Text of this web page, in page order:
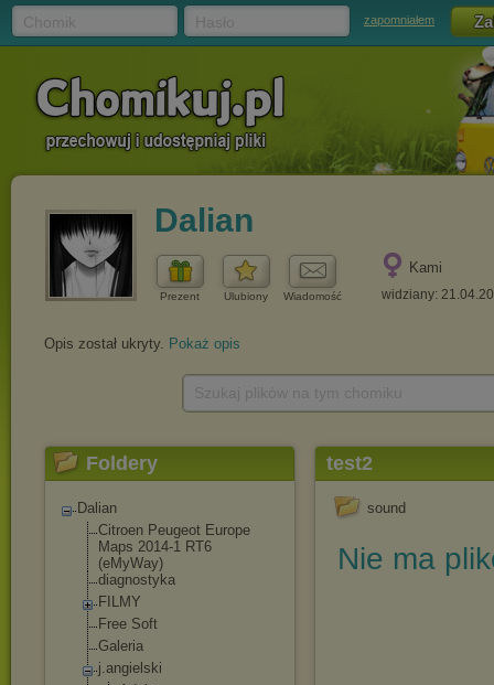
zapomniałem
Dalian
Prezent Ulubiony Wiadomość
Kami
widziany:
Opis został ukryty. Pokaż opis
Foldery
Dalian
Citroen Peugeot Europe
Maps 2014-1 RT6
(eMyWay)
diagnostyka
FILMY
Free Soft
Galeria
j.angielski
test2
sound
Nie ma